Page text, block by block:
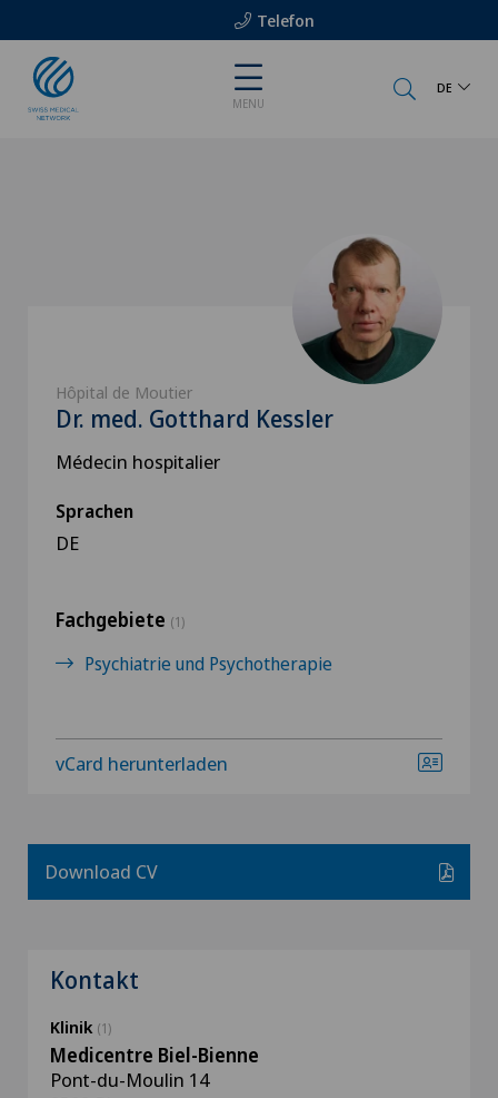
Telefon
MENU
DE
Hôpital de Moutier
Dr. med. Gotthard Kessler
Médecin hospitalier
Sprachen
DE
Fachgebiete (1)
Psychiatrie und Psychotherapie
vCard herunterladen
Download CV
Kontakt
Klinik (1)
Medicentre Biel-Bienne
Pont-du-Moulin 14